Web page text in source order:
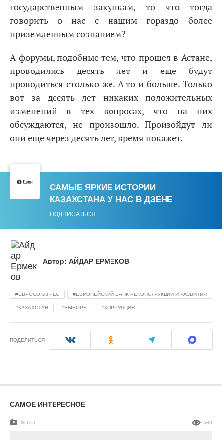
государственным закупкам, то что тогда
говорить о нас с нашим гораздо более
приземленным сознанием?
А форумы, подобные тем, что прошел в Астане,
проводились десять лет и еще будут
проводиться столько же. А то и больше. Только
вот за десять лет никаких положительных
изменений в тех вопросах, что на них
обсуждаются, не произошло. Произойдут ли
они еще через десять лет, время покажет.
САМЫЕ ЯРКИЕ ИСТОРИИ
КАЗАХСТАНА У НАС В ДЗЕНЕ
ПОДПИСАТЬСЯ
Автор: АЙДАР ЕРМЕКОВ
ЕВРОСОЮЗ - ЕС ЕВРОПЕЙСКИЙ БАНК РЕКОНСТРУКЦИИ И РАЗВИТИЯ
КАЗАХСТАН ВЫБОРЫ КОРРУПЦИЯ
ПОДЕЛИТЬСЯ
САМОЕ ИНТЕРЕСНОЕ
ФОТО 539